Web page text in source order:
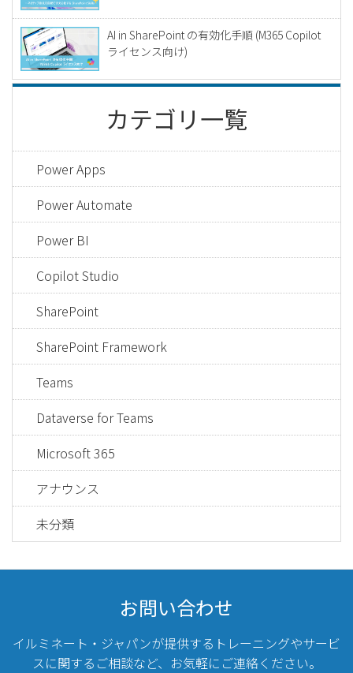
AI in SharePoint の有効化手順 (M365 Copilot
ライセンス向け)
カテゴリ一覧
Power Apps
Power Automate
Power BI
Copilot Studio
SharePoint
SharePoint Framework
Teams
Dataverse for Teams
Microsoft 365
アナウンス
未分類
お問い合わせ
イルミネート・ジャパンが提供するトレーニングやサービ
スに関するご相談など、 お気軽にご連絡ください。